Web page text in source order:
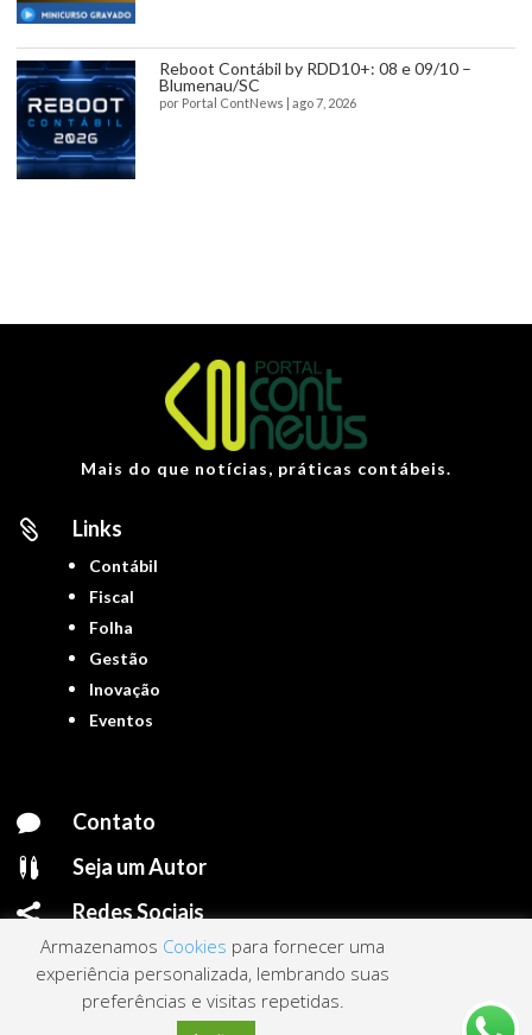
Reboot Contábil by RDD10+: 08 e 09/10 –
Blumenau/SC
por Portal ContNews ago 7, 2026
Mais do que notícias, práticas contábeis.
 Links
Contábil
Fiscal
Folha
Gestão
Inovação
Eventos
 Contato
 Seja um Autor
 Redes Sociais
Portal ContNews © 2022 – Todos os direitos reservados | Mantido porLink
Armazenamos Cookies para fornecer uma
experiência personalizada, lembrando suas
preferências e visitas repetidas.